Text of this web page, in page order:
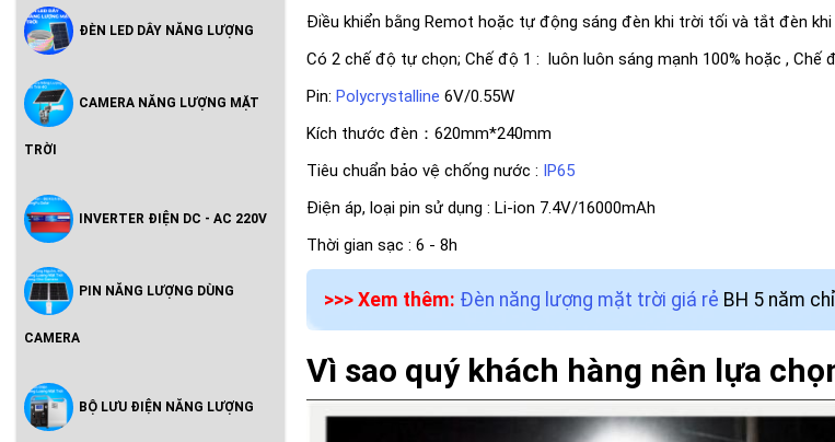
Vườn Cao Cấp Chính Hãng
ĐÈN LED DÂY NĂNG LƯỢNG
CAMERA NĂNG LƯỢNG MẶT
TRỜI
INVERTER ĐIỆN DC - AC 220V
PIN NĂNG LƯỢNG DÙNG
CAMERA
BỘ LƯU ĐIỆN NĂNG LƯỢNG
Điều khiển bằng Remot hoặc tự động sáng đèn khi trời tối và tắt đèn khi
Có 2 chế độ tự chọn; Chế độ 1 : luôn luôn sáng mạnh 100% hoặc , Chế
Pin:Polycrystalline 6V/0.55W
Kích thước đèn：620mm*240mm
Tiêu chuẩn bảo vệ chống nước : IP65
Điện áp, loại pin sử dụng : Li-ion 7.4V/16000mAh
Thời gian sạc : 6 - 8h
>>> Xem thêm: Đèn năng lượng mặt trời giá rẻ BH 5 năm
Vì sao quý khách hàng nên lựa